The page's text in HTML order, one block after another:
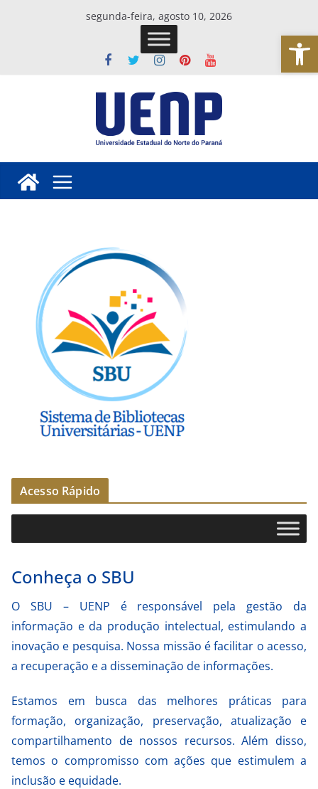
Abrir a barra de ferramentas
segunda-feira, agosto 10, 2026
Conheça o SBU
O SBU – UENP é responsável pela gestão da
informação e da produção intelectual, estimulando a
inovação e pesquisa. Nossa missão é facilitar o acesso,
a recuperação e a disseminação de informações.
Estamos em busca das melhores práticas para
formação, organização, preservação, atualização e
compartilhamento de nossos recursos. Além disso,
temos o compromisso com ações que estimulem a
inclusão e equidade.
Acesso Rápido